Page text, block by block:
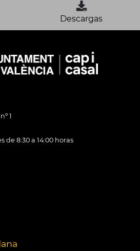
Descargas
1
de 8:30 a 14:00 horas